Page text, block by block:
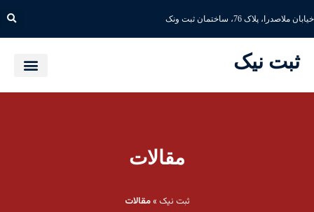
خیابان ملاصدرا، پلاک 76، ساختمان ثبت ونک
ثبت نیک
مقالات
ثبت نیک »مقالات